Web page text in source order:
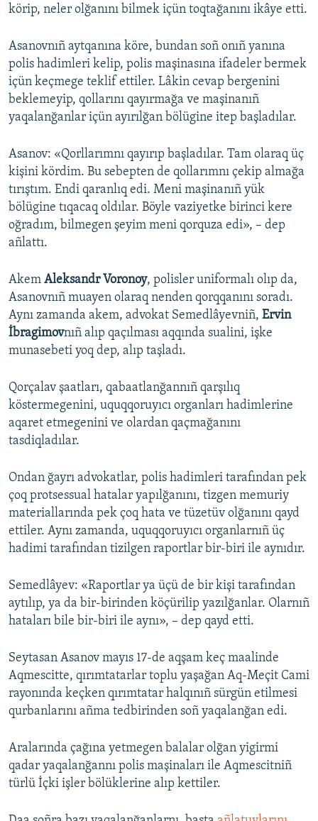
körip, neler olğanını bilmek içün toqtağanını ikâye etti.
Asanovnıñ aytqanına köre, bundan soñ onıñ yanına
polis hadimleri kelip, polis maşinasına ifadeler bermek
içün keçmege teklif ettiler. Lâkin cevap bergenini
beklemeyip, qollarını qayırmağa ve maşinanıñ
yaqalanğanlar içün ayırılğan bölügine itep başladılar.
Asanov: «Qorllarımnı qayırıp başladılar. Tam olaraq üç
kişini kördim. Bu sebepten de qollarımnı çekip almağa
tırıştım. Endi qaranlıq edi. Meni maşinanıñ yük
bölügine tıqacaq oldılar. Böyle vaziyetke birinci kere
oğradım, bilmegen şeyim meni qorquza edi», – dep
añlattı.
Akem Aleksandr Voronoy, polisler uniformalı olıp da,
Asanovnıñ muayen olaraq nenden qorqqanını soradı.
Aynı zamanda akem, advokat Semedlâyevniñ, Ervin
İbragimovnıñ alıp qaçılması aqqında sualini, işke
munasebeti yoq dep, alıp taşladı.
Qorçalav şaatları, qabaatlanğannıñ qarşılıq
köstermegenini, uquqqoruyıcı organları hadimlerine
aqaret etmegenini ve olardan qaçmağanını
tasdiqladılar.
Ondan ğayrı advokatlar, polis hadimleri tarafından pek
çoq protsessual hatalar yapılğanını, tizgen memuriy
materiallarında pek çoq hata ve tüzetüv olğanını qayd
ettiler. Aynı zamanda, uquqqoruyıcı organlarnıñ üç
hadimi tarafından tizilgen raportlar bir-biri ile aynıdır.
Semedlâyev: «Raportlar ya üçü de bir kişi tarafından
aytılıp, ya da bir-birinden köçürilip yazılğanlar. Olarnıñ
hataları bile bir-biri ile aynı», – dep qayd etti.
Seytasan Asanov mayıs 17-de aqşam keç maalinde
Aqmescitte, qırımtatarlar toplu yaşağan Aq-Meçit Cami
rayonında keçken qırımtatar halqınıñ sürgün etilmesi
qurbanlarını añma tedbirinden soñ yaqalanğan edi.
Aralarında çağına yetmegen balalar olğan yigirmi
qadar yaqalanğannı polis maşinaları ile Aqmescitniñ
türlü İçki işler bölüklerine alıp kettiler.